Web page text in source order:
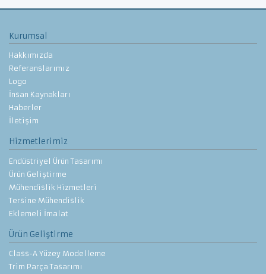
Kurumsal
Hakkımızda
Referanslarımız
Logo
İnsan Kaynakları
Haberler
İletişim
Hizmetlerimiz
Endüstriyel Ürün Tasarımı
Ürün Geliştirme
Mühendislik Hizmetleri
Tersine Mühendislik
Eklemeli İmalat
Ürün Geliştirme
Class-A Yüzey Modelleme
Trim Parça Tasarımı